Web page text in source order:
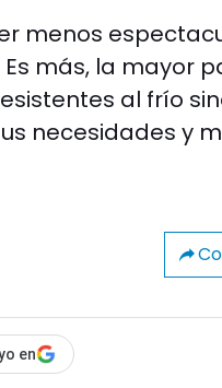
menos
más, la mayor
al frío
necesidades y
en